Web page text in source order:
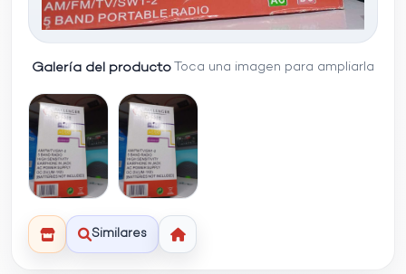
Galería del producto Toca una imagen para ampliarla
Similares